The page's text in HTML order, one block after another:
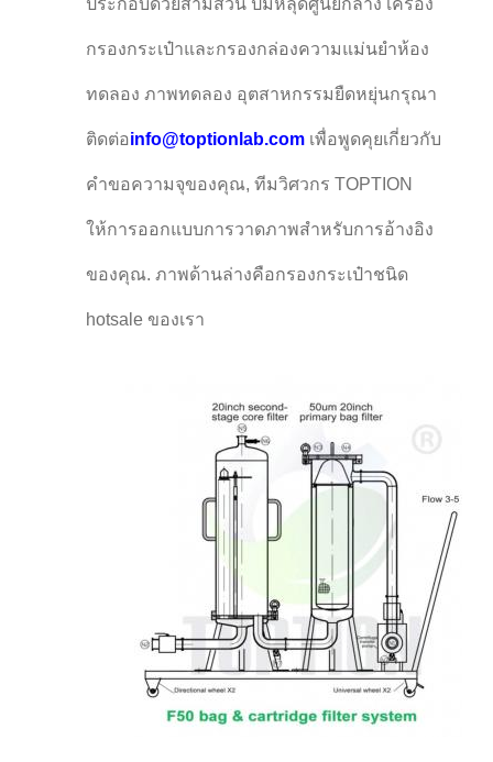
ประกอบด้วยสามส่วน ปั๊มหลุดศูนย์กลาง เครื่อง
กรองกระเป๋าและกรองกล่องความแม่นยําห้อง
ทดลอง ภาพทดลอง อุตสาหกรรมยืดหยุ่นกรุณา
ติดต่อinfo@toptionlab.com เพื่อพูดคุยเกี่ยวกับ
คําขอความจุของคุณ, ทีมวิศวกร TOPTION
ให้การออกแบบการวาดภาพสําหรับการอ้างอิง
ของคุณ. ภาพด้านล่างคือกรองกระเป๋าชนิด
hotsale ของเรา